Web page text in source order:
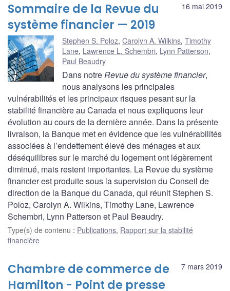
16 mai 2019
Sommaire de la Revue du
système financier — 2019
Stephen S. Poloz, Carolyn A. Wilkins, Timothy
Lane, Lawrence L. Schembri, Lynn Patterson,
Paul Beaudry
Dans notreRevue du système financier,
nous analysons les principales
vulnérabilités et les principaux risques pesant sur la
stabilité financière au Canada et nous expliquons leur
évolution au cours de la dernière année. Dans la présente
livraison, la Banque met en évidence que les vulnérabilités
associées à l’endettement élevé des ménages et aux
déséquilibres sur le marché du logement ont légèrement
diminué, mais restent importantes. La Revue du système
financier est produite sous la supervision du Conseil de
direction de la Banque du Canada, qui réunit Stephen S.
Poloz, Carolyn A. Wilkins, Timothy Lane, Lawrence
Schembri, Lynn Patterson et Paul Beaudry.
Type(s) de contenu : Publications, Rapport sur la stabilité
financière
7 mars 2019
Chambre de commerce de
Hamilton - Point de presse